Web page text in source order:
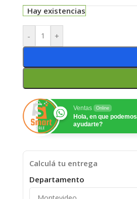
Hay existencias
- +
Ventas Online
Hola, en que podemos
ayudarte?
Calculá tu entrega
Departamento